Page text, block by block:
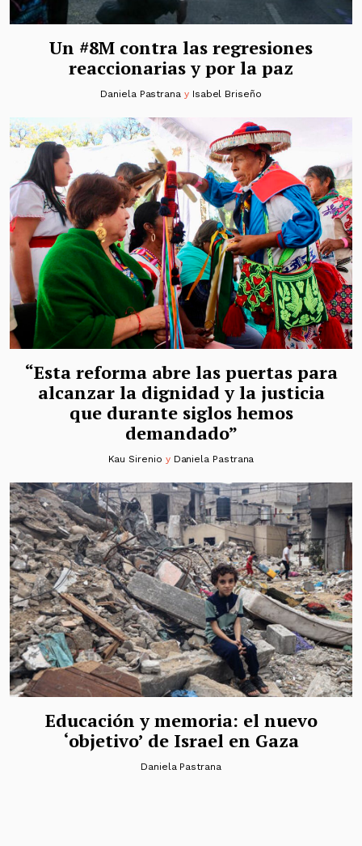
Un #8M contra las regresiones
reaccionarias y por la paz
Daniela Pastrana y Isabel Briseño
“Esta reforma abre las puertas para
alcanzar la dignidad y la justicia
que durante siglos hemos
demandado”
Kau Sirenio y Daniela Pastrana
Educación y memoria: el nuevo
‘objetivo’ de Israel en Gaza
Daniela Pastrana